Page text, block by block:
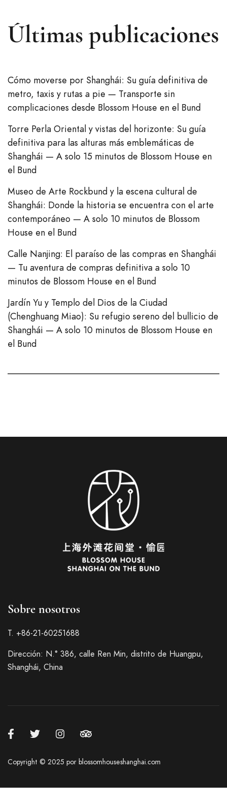
Últimas publicaciones
Cómo moverse por Shanghái: Su guía definitiva de
metro, taxis y rutas a pie — Transporte sin
complicaciones desde Blossom House en el Bund
Torre Perla Oriental y vistas del horizonte: Su guía
definitiva para las alturas más emblemáticas de
Shanghái — A solo 15 minutos de Blossom House en
el Bund
Museo de Arte Rockbund y la escena cultural de
Shanghái: Donde la historia se encuentra con el arte
contemporáneo — A solo 10 minutos de Blossom
House en el Bund
Calle Nanjing: El paraíso de las compras en Shanghái
— Tu aventura de compras definitiva a solo 10
minutos de Blossom House en el Bund
Jardín Yu y Templo del Dios de la Ciudad
(Chenghuang Miao): Su refugio sereno del bullicio de
Shanghái — A solo 10 minutos de Blossom House en
el Bund
Sobre nosotros
T. +86-21-60251688
Dirección: N.° 386, calle Ren Min, distrito de Huangpu,
Shanghái, China
Copyright © 2025 por blossomhouseshanghai.com
Chinese (Hong Kong)